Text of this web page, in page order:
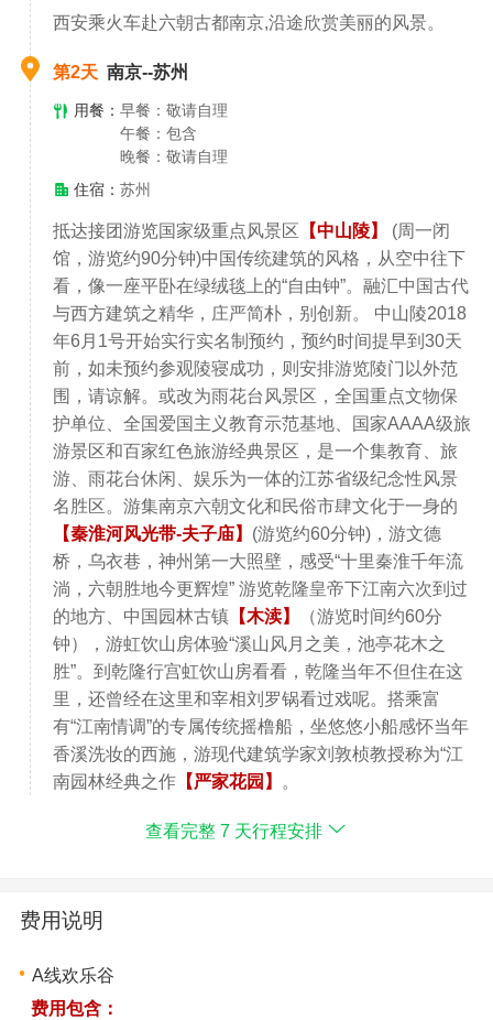
西安乘火车赴六朝古都南京,沿途欣赏美丽的风景。
第2天 南京--苏州
用餐： 早餐：敬请自理
午餐：包含
晚餐：敬请自理
住宿： 苏州
抵达接团游览国家级重点风景区 【中山陵】
(周一闭
馆，游览约90分钟)中国传统建筑的风格，从空中往下
看，像一座平卧在绿绒毯上的“自由钟”。融汇中国古代
与西方建筑之精华，庄严简朴，别创新。 中山陵2018
年6月1号开始实行实名制预约，预约时间提早到30天
前，如未预约参观陵寝成功，则安排游览陵门以外范
围，请谅解。或改为雨花台风景区，全国重点文物保
护单位、全国爱国主义教育示范基地、国家AAAA级旅
游景区和百家红色旅游经典景区，是一个集教育、旅
游、雨花台休闲、娱乐为一体的江苏省级纪念性风景
名胜区。游集南京六朝文化和民俗市肆文化于一身的
【秦淮河风光带-夫子庙】 (游览约60分钟)，游文德
桥，乌衣巷，神州第一大照壁，感受“十里秦淮千年流
淌，六朝胜地今更辉煌” 游览乾隆皇帝下江南六次到过
的地方、中国园林古镇【木渎】
（游览时间约60分
钟），游虹饮山房体验“溪山风月之美，池亭花木之
胜”。到乾隆行宫虹饮山房看看，乾隆当年不但住在这
里，还曾经在这里和宰相刘罗锅看过戏呢。搭乘富
有“江南情调”的专属传统摇橹船，坐悠悠小船感怀当年
香溪洗妆的西施，游现代建筑学家刘敦桢教授称为“江
南园林经典之作【严家花园】 。
查看完整 7 天行程安排
费用说明
A线欢乐谷
费用包含：